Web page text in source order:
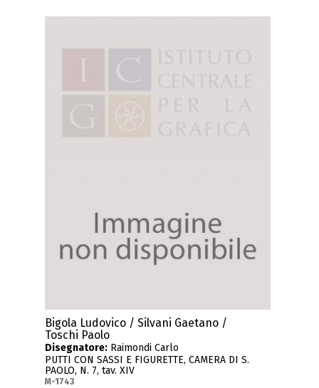
Bigola Ludovico / Silvani Gaetano /
Toschi Paolo
Disegnatore: Raimondi Carlo
PUTTI CON SASSI E FIGURETTE, CAMERA DI S.
PAOLO, N. 7, tav. XIV
M-1743